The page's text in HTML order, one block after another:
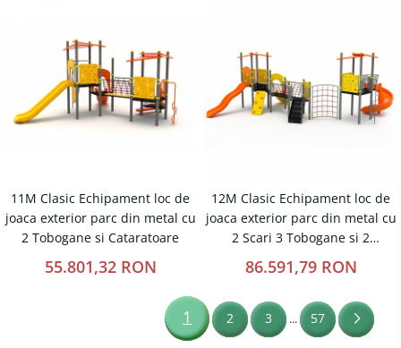
11M Clasic Echipament loc de
joaca exterior parc din metal cu
2 Tobogane si Cataratoare
55.801,32 RON
12M Clasic Echipament loc de
joaca exterior parc din metal cu
2 Scari 3 Tobogane si 2
Cataratoare
86.591,79 RON
1 2 3 ... 57